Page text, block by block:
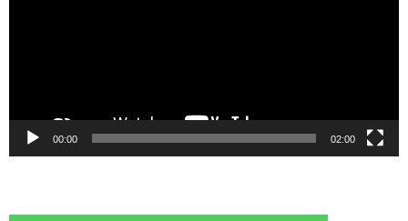
00:00 02:00